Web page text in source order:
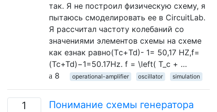
так. Я не построил физическую схему, я
пытаюсь смоделировать ее в CircuitLab.
Я рассчитал частоту колебаний со
значениями элементов схемы на схеме
как езнак равно(Tс+Td)- 1= 50,17 НZ,f=
(Tc+Td)−1=50.17Hz. f = \left( T_c + …
8
operational-amplifier oscillator simulation
1
Понимание схемы генератора